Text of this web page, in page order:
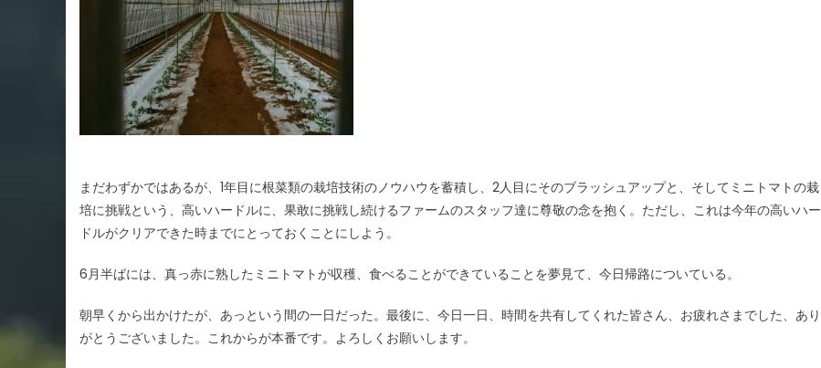
まだわずかではあるが、1年目に根菜類の栽培技術のノウハウを蓄積し、2人目にそのブラッシュアップと、そしてミニトマトの栽
培に挑戦という、高いハードルに、果敢に挑戦し続けるファームのスタッフ達に尊敬の念を抱く。ただし、これは今年の高いハー
ドルがクリアできた時までにとっておくことにしよう。
6月半ばには、真っ赤に熟したミニトマトが収穫、食べることができていることを夢見て、今日帰路についている。
朝早くから出かけたが、あっという間の一日だった。最後に、今日一日、時間を共有してくれた皆さん、お疲れさまでした、あり
がとうございました。これからが本番です。よろしくお願いします。